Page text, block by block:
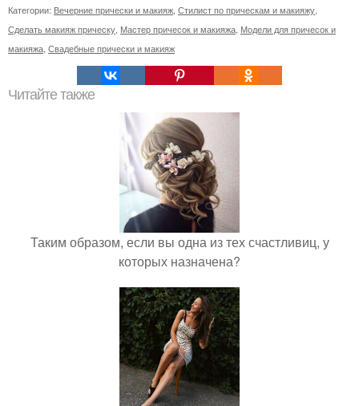
Категории: Вечерние прически и макияж Стилист по прическам и макияжу
Сделать макияж прическу Мастер причесок и макияжа Модели для причесок и
макияжа Свадебные прически и макияж
Читайте также
Таким образом, если вы одна из тех счастливиц, у
которых назначена?